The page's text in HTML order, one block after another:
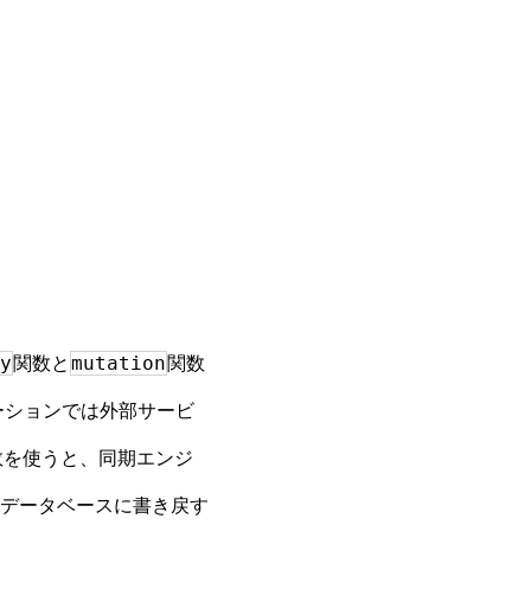
関数と mutation関数
ョンでは外部サービ
使うと、同期エンジ
ータベースに書き戻す